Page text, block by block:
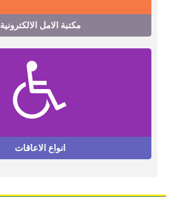
مكتبة الامل الالكترونية
انواع الاعاقات